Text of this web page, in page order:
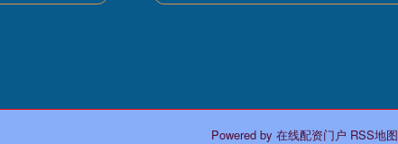
Powered by 在线配资门户 RSS地图